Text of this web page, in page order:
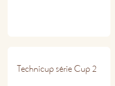
Technicup série Cup 2